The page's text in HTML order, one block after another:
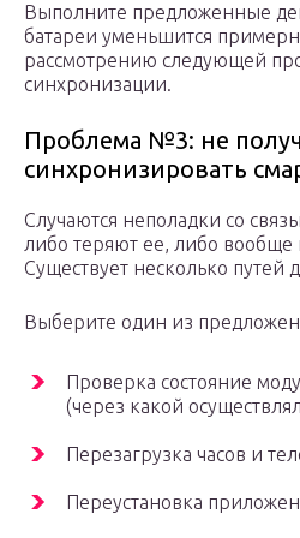
Выполните предложенные
батареи уменьшится
рассмотрению следующей
синхронизации.
Проблема №3: не
синхронизировать
Случаются неполадки со
либо теряют ее, либо вообще
Существует несколько путей
Выберите один из
Проверка состояние
(через какой
Перезагрузка часов и
Переустановка